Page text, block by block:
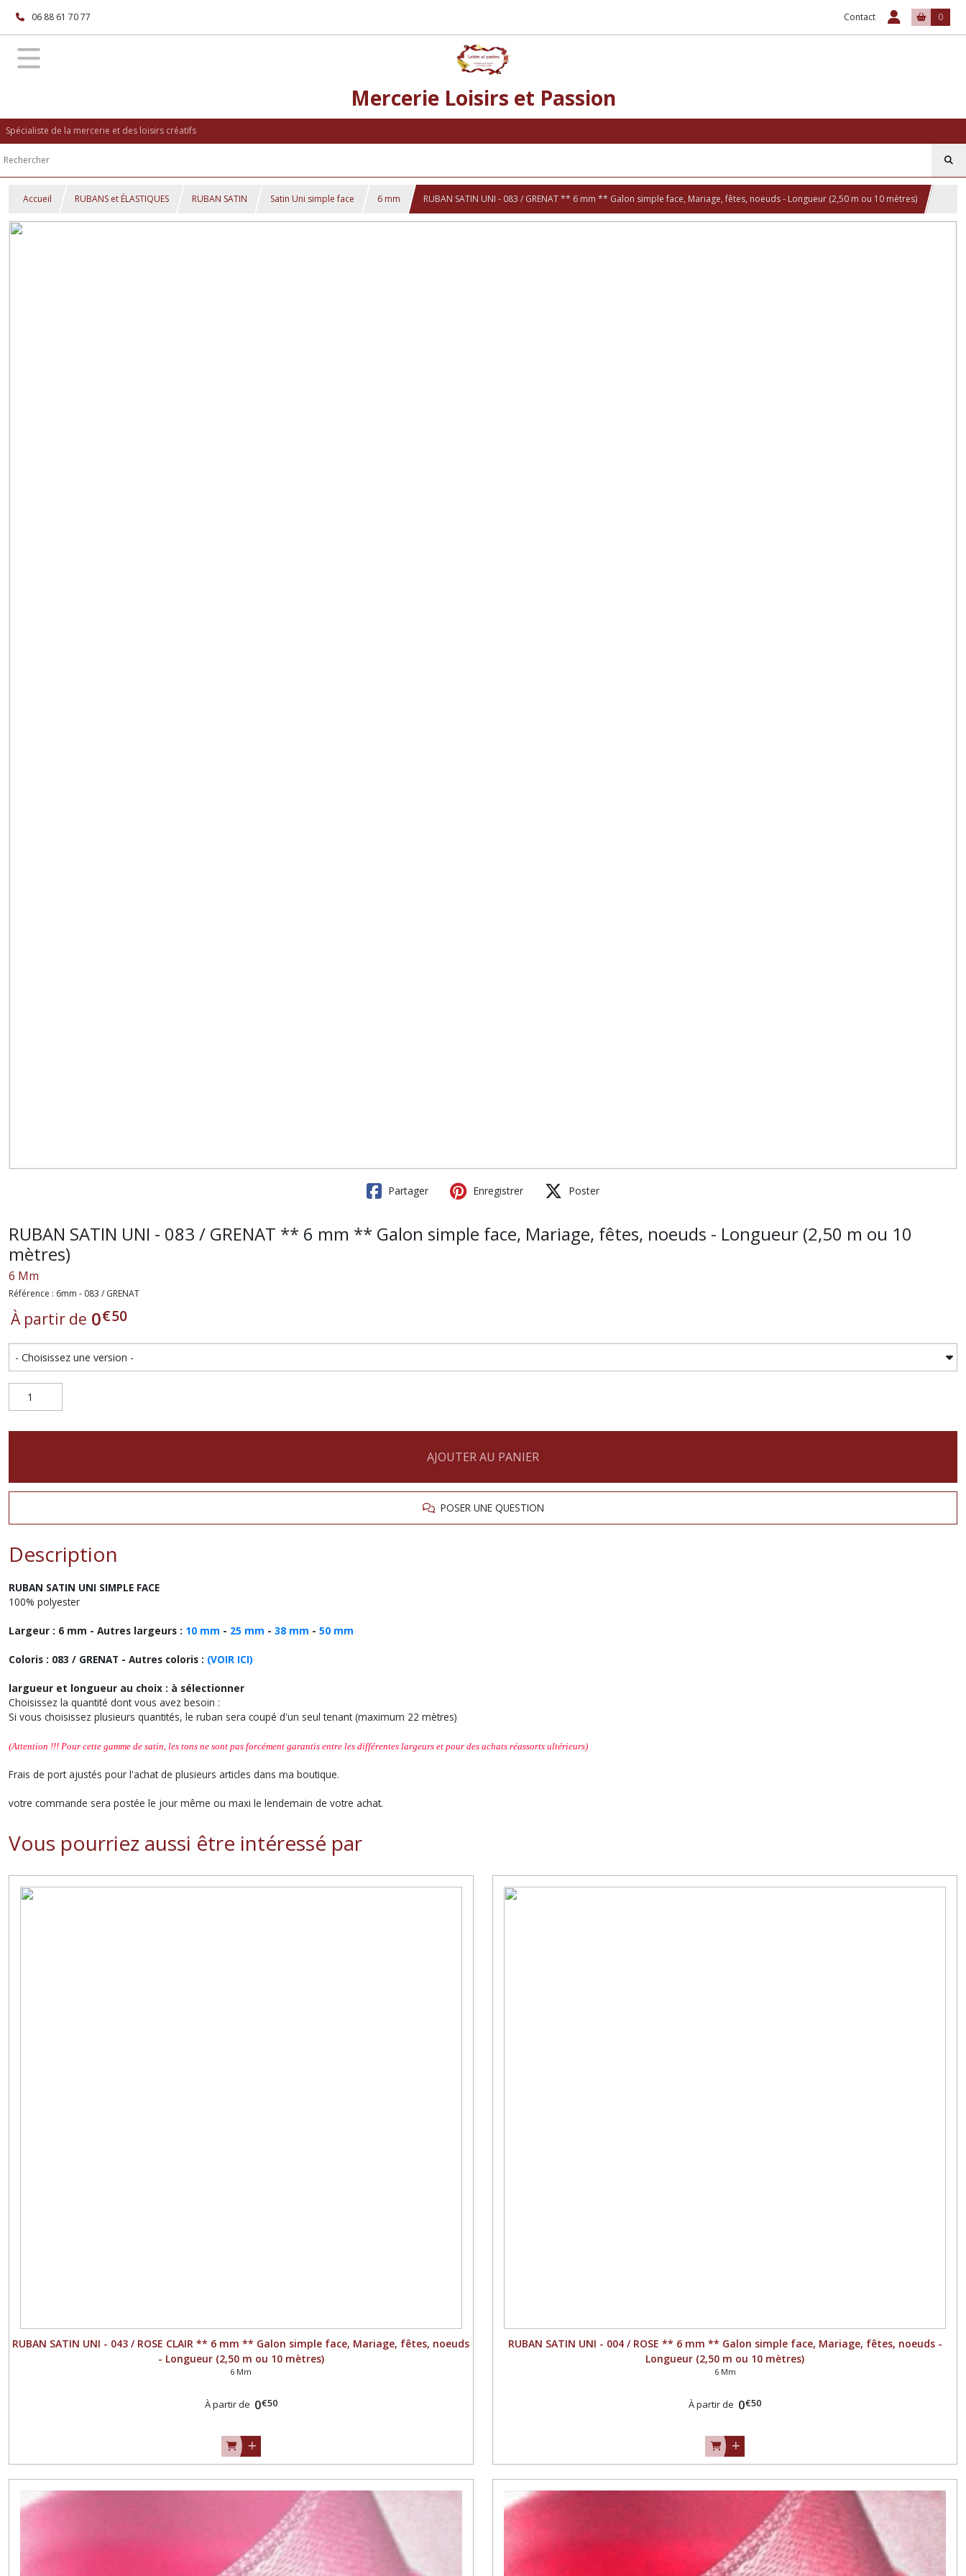
06 88 61 70 77 Contact 0
Mercerie Loisirs et Passion
Spécialiste de la mercerie et des loisirs créatifs
Accueil RUBANS et ÉLASTIQUES RUBAN SATIN Satin Uni simple face 6 mm RUBAN SATIN UNI - 083 / GRENAT ** 6 mm ** Galon simple face, Mariage, fêtes, noeuds - Longueur (2,50 m ou 10 mètres)
Partager Enregistrer Poster
RUBAN SATIN UNI - 083 / GRENAT ** 6 mm ** Galon simple face, Mariage, fêtes, noeuds - Longueur (2,50 m ou 10
mètres)
6 Mm
Référence : 6mm - 083 / GRENAT
À partir de 0€50
AJOUTER AU PANIER
POSER UNE QUESTION
Description
RUBAN SATIN UNI SIMPLE FACE
100% polyester
Largeur : 6 mm - Autres largeurs : 10 mm - 25 mm - 38 mm - 50 mm
Coloris : 083 / GRENAT - Autres coloris : (VOIR ICI)
largueur et longueur au choix : à sélectionner
Choisissez la quantité dont vous avez besoin :
Si vous choisissez plusieurs quantités, le ruban sera coupé d'un seul tenant (maximum 22 mètres)
(Attention !!! Pour cette gamme de satin, les tons ne sont pas forcément garantis entre les différentes largeurs et pour des achats réassorts ultérieurs)
Frais de port ajustés pour l'achat de plusieurs articles dans ma boutique.
votre commande sera postée le jour même ou maxi le lendemain de votre achat.
Vous pourriez aussi être intéressé par
RUBAN SATIN UNI - 043 / ROSE CLAIR ** 6 mm ** Galon simple face, Mariage, fêtes, noeuds
- Longueur (2,50 m ou 10 mètres)
6 Mm
À partir de 0€50
RUBAN SATIN UNI - 004 / ROSE ** 6 mm ** Galon simple face, Mariage, fêtes, noeuds -
Longueur (2,50 m ou 10 mètres)
6 Mm
À partir de 0€50